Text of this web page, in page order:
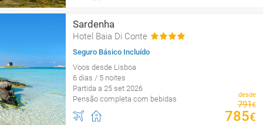
Sardenha
Hotel Baia Di Conte
Seguro Básico Incluído
Voos desde Lisboa
6 dias / 5 noites
Partida a 25 set 2026
Pensão completa com bebidas
desde
791€
785€